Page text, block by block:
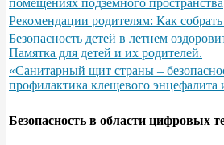
Рекомендации родителям: Как собрать
Безопасность детей в летнем
Памятка для детей и их родителей.
«Санитарный щит страны –
профилактика клещевого энцефалита
Безопасность в области цифровых